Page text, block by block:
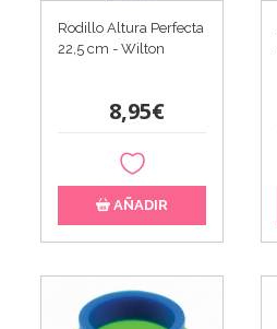
Rodillo Altura Perfecta
22,5 cm - Wilton
8,95€
AÑADIR